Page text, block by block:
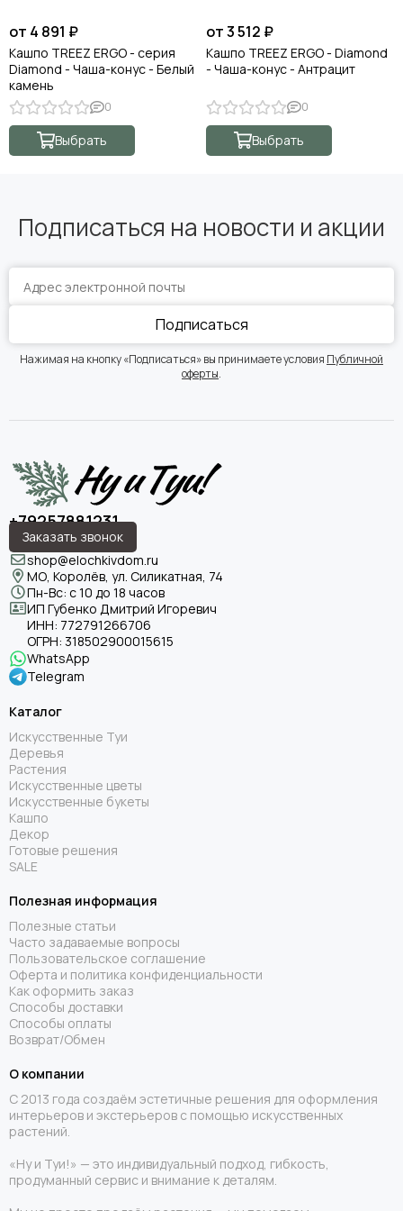
от 4 891 ₽
Кашпо TREEZ ERGO - серия
Diamond - Чаша-конус - Белый
камень
0
Выбрать
от 3 512 ₽
Кашпо TREEZ ERGO - Diamond
- Чаша-конус - Антрацит
0
Выбрать
Подписаться на новости и акции
Подписаться
Нажимая на кнопку «Подписаться» вы принимаете условия Публичной
оферты.
+79257881231
Заказать звонок
shop@elochkivdom.ru
МО, Королёв, ул. Силикатная, 74
Пн-Вс: с 10 до 18 часов
ИП Губенко Дмитрий Игоревич
ИНН: 772791266706
ОГРН: 318502900015615
WhatsApp
Telegram
Каталог
Искусственные Туи
Деревья
Растения
Искусственные цветы
Искусственные букеты
Кашпо
Декор
Готовые решения
SALE
Полезная информация
Полезные статьи
Часто задаваемые вопросы
Пользовательское соглашение
Оферта и политика конфиденциальности
Как оформить заказ
Способы доставки
Способы оплаты
Возврат/Обмен
О компании
С 2013 года создаём эстетичные решения для оформления
интерьеров и экстерьеров с помощью искусственных
растений.
«Ну и Туи!» — это индивидуальный подход, гибкость,
продуманный сервис и внимание к деталям.